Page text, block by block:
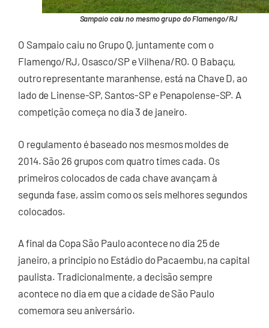
Sampaio caiu no mesmo grupo do Flamengo/RJ
O Sampaio caiu no Grupo Q, juntamente com o
Flamengo/RJ, Osasco/SP e Vilhena/RO. O Babaçu,
outro representante maranhense, está na Chave D, ao
lado de Linense-SP, Santos-SP e Penapolense-SP. A
competição começa no dia 3 de janeiro.
O regulamento é baseado nos mesmos moldes de
2014. São 26 grupos com quatro times cada. Os
primeiros colocados de cada chave avançam à
segunda fase, assim como os seis melhores segundos
colocados.
A final da Copa São Paulo acontece no dia 25 de
janeiro, a principio no Estádio do Pacaembu, na capital
paulista. Tradicionalmente, a decisão sempre
acontece no dia em que a cidade de São Paulo
comemora seu aniversário.